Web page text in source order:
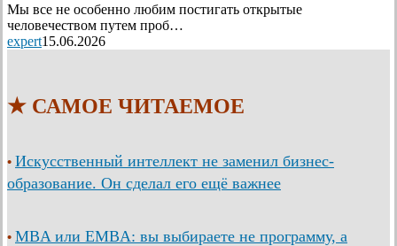
Мы все не особенно любим постигать открытые
человечеством путем проб…
expert15.06.2026
★ САМОЕ ЧИТАЕМОЕ
• Искусственный интеллект не заменил бизнес-
образование. Он сделал его ещё важнее
• MBA или EMBA: вы выбираете не программу, а